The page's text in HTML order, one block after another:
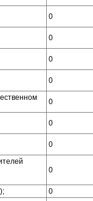
0
0
0
0
0
0
0
0
0